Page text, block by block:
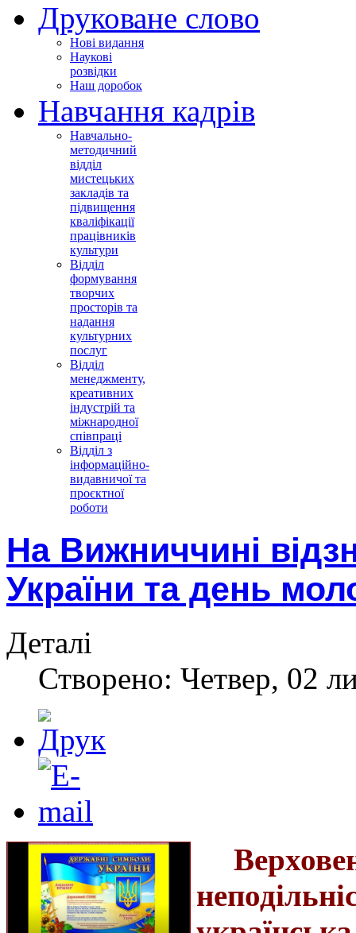
Друковане слово
Нові видання
Наукові
розвідки
Наш доробок
Навчання кадрів
Навчально-
методичний
відділ
мистецьких
закладів та
підвищення
кваліфікації
працівників
культури
Відділ
формування
творчих
просторів та
надання
культурних
послуг
Відділ
менеджменту,
креативних
індустрій та
міжнародної
співпраці
Відділ з
інформаційно-
видавничої та
проєктної
роботи
На Вижниччині
України та день
Деталі
Створено: Четвер, 02